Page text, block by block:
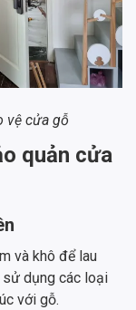
vệ cửa gỗ
quản cửa
và khô để lau
sử dụng các loại
với gỗ.